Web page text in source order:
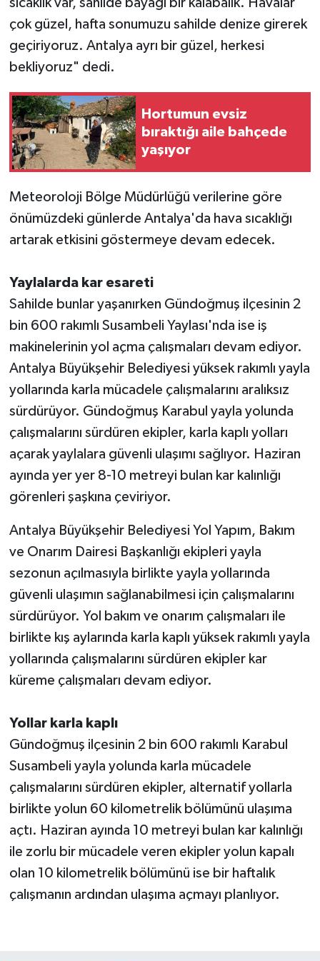
sıcaklık var, sahilde bayağı bir kalabalık. Havalar
çok güzel, hafta sonumuzu sahilde denize girerek
geçiriyoruz. Antalya ayrı bir güzel, herkesi
bekliyoruz" dedi.
Hortumun evsiz
bıraktığı aile bahçede
yaşıyor
Meteoroloji Bölge Müdürlüğü verilerine göre
önümüzdeki günlerde Antalya'da hava sıcaklığı
artarak etkisini göstermeye devam edecek.
Yaylalarda kar esareti
Sahilde bunlar yaşanırken Gündoğmuş ilçesinin 2
bin 600 rakımlı Susambeli Yaylası'nda ise iş
makinelerinin yol açma çalışmaları devam ediyor.
Antalya Büyükşehir Belediyesi yüksek rakımlı yayla
yollarında karla mücadele çalışmalarını aralıksız
sürdürüyor. Gündoğmuş Karabul yayla yolunda
çalışmalarını sürdüren ekipler, karla kaplı yolları
açarak yaylalara güvenli ulaşımı sağlıyor. Haziran
ayında yer yer 8-10 metreyi bulan kar kalınlığı
görenleri şaşkına çeviriyor.
Antalya Büyükşehir Belediyesi Yol Yapım, Bakım
ve Onarım Dairesi Başkanlığı ekipleri yayla
sezonun açılmasıyla birlikte yayla yollarında
güvenli ulaşımın sağlanabilmesi için çalışmalarını
sürdürüyor. Yol bakım ve onarım çalışmaları ile
birlikte kış aylarında karla kaplı yüksek rakımlı yayla
yollarında çalışmalarını sürdüren ekipler kar
küreme çalışmaları devam ediyor.
Yollar karla kaplı
Gündoğmuş ilçesinin 2 bin 600 rakımlı Karabul
Susambeli yayla yolunda karla mücadele
çalışmalarını sürdüren ekipler, alternatif yollarla
birlikte yolun 60 kilometrelik bölümünü ulaşıma
açtı. Haziran ayında 10 metreyi bulan kar kalınlığı
ile zorlu bir mücadele veren ekipler yolun kapalı
olan 10 kilometrelik bölümünü ise bir haftalık
çalışmanın ardından ulaşıma açmayı planlıyor.